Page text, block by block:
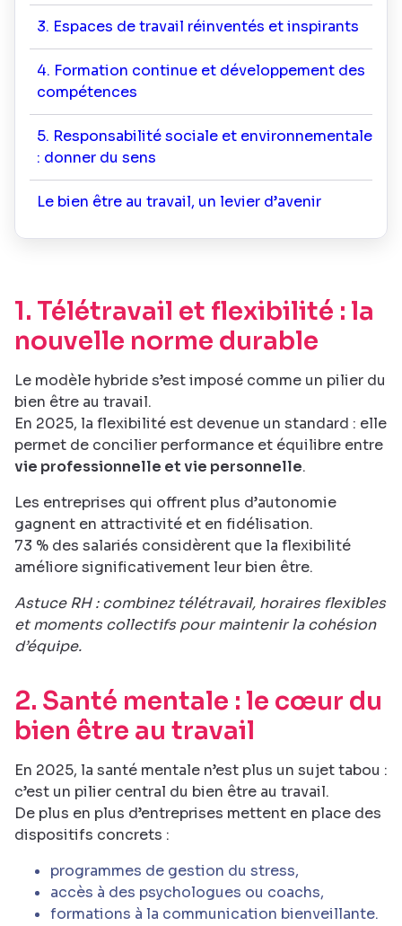
3. Espaces de travail réinventés et inspirants
4. Formation continue et développement des
compétences
5. Responsabilité sociale et environnementale
: donner du sens
Le bien être au travail, un levier d’avenir
1. Télétravail et flexibilité : la
nouvelle norme durable
Le modèle hybride s’est imposé comme un pilier du
bien être au travail.
En 2025, la flexibilité est devenue un standard : elle
permet de concilier performance et équilibre entre
vie professionnelle et vie personnelle.
Les entreprises qui offrent plus d’autonomie
gagnent en attractivité et en fidélisation.
73 % des salariés considèrent que la flexibilité
améliore significativement leur bien être.
Astuce RH : combinez télétravail, horaires flexibles
et moments collectifs pour maintenir la cohésion
d’équipe.
2. Santé mentale : le cœur du
bien être au travail
En 2025, la santé mentale n’est plus un sujet tabou :
c’est un pilier central du bien être au travail.
De plus en plus d’entreprises mettent en place des
dispositifs concrets :
programmes de gestion du stress,
accès à des psychologues ou coachs,
formations à la communication bienveillante.